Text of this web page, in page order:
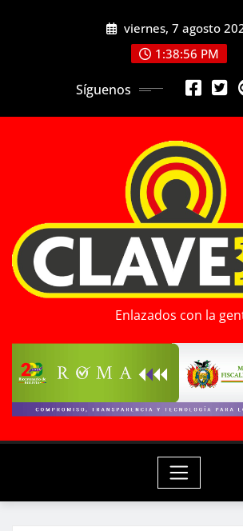
viernes, 7 agosto
1:38:57 PM
Síguenos
Enlazados con la